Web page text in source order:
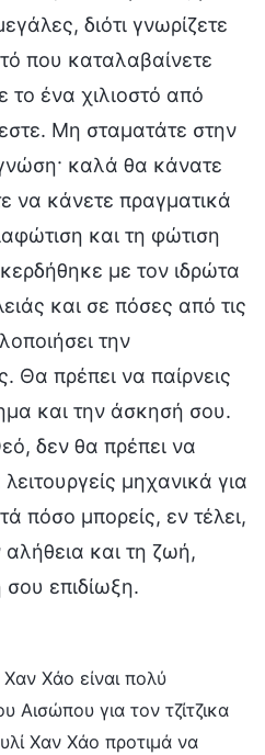
διότι γνωρίζετε
που καταλαβαίνετε
το ένα χιλιοστό από
Μη σταματάτε στην
καλά θα κάνατε
να κάνετε πραγματικά
και τη φώτιση
με τον ιδρώτα
και σε πόσες από τις
την
Θα πρέπει να παίρνεις
και την άσκησή σου.
δεν θα πρέπει να
μηχανικά για
πόσο μπορείς, εν τέλει,
αλήθεια και τη ζωή,
σου επιδίωξη.
Χάο είναι πολύ
Αισώπου για τον τζίτζικα
Χαν Χάο προτιμά να